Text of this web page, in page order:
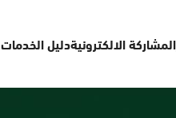
المشاركة الالكترونيةدليل الخدمات